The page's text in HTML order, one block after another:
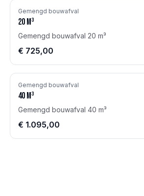
Gemengd bouwafval
20 m³
Gemengd bouwafval 20 m³
€ 725,00
Gemengd bouwafval
40 m³
Gemengd bouwafval 40 m³
€ 1.095,00